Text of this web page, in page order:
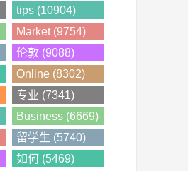
tips (10904)
Market (9754)
伦敦 (9088)
Online (8302)
专业 (7341)
Business (6669)
留学生 (5740)
如何 (5469)